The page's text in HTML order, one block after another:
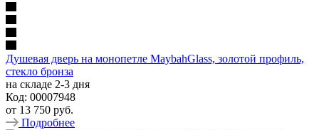
Душевая дверь на монопетле MaybahGlass, золотой профиль,
стекло бронза
на складе 2-3 дня
Код: 00007948
от 13 750 руб.
Подробнее